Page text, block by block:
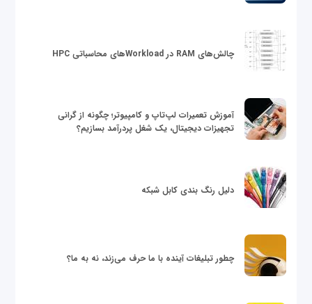
چالش‌های RAM در Workloadهای محاسباتی HPC
آموزش تعمیرات لپ‌تاپ و کامپیوتر؛ چگونه از گرانی
تجهیزات دیجیتال، یک شغل پردرآمد بسازیم؟
دلیل رنگ بندی کابل شبکه
چطور تبلیغات آینده با ما حرف می‌زند، نه به ما؟